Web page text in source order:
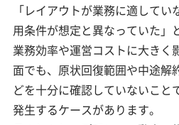
「レイアウトが業務に適して
用条件が想定と異なっていた」
業務効率や運営コストに大きく
面でも、原状回復範囲や中途解
どを十分に確認していないこと
発生するケースがあります。